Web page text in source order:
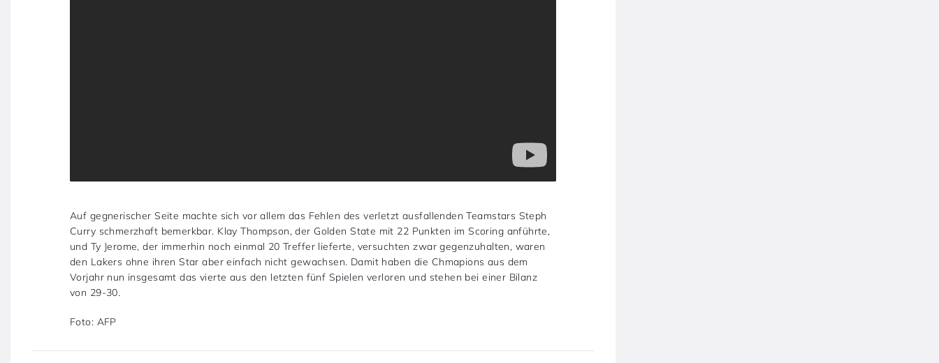
Auf gegnerischer Seite machte sich vor allem das Fehlen des verletzt ausfallenden Teamstars Steph
Curry schmerzhaft bemerkbar. Klay Thompson, der Golden State mit 22 Punkten im Scoring anführte,
und Ty Jerome, der immerhin noch einmal 20 Treffer lieferte, versuchten zwar gegenzuhalten, waren
den Lakers ohne ihren Star aber einfach nicht gewachsen. Damit haben die Chmapions aus dem
Vorjahr nun insgesamt das vierte aus den letzten fünf Spielen verloren und stehen bei einer Bilanz
von 29-30.
Foto: AFP